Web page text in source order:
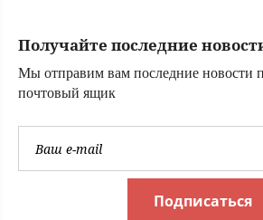
Получайте последние
Мы отправим вам последние новости
почтовый ящик
Подписаться